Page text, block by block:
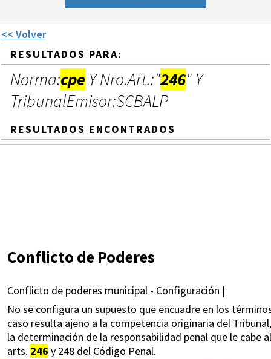
<< Volver
RESULTADOS PARA:
Norma:cpe Y Nro.Art.:"246" Y
TribunalEmisor:SCBALP
RESULTADOS ENCONTRADOS
Conflicto de Poderes
Conflicto de poderes municipal - Configuración |
No se configura un supuesto que encuadre en los
caso resulta ajeno a la competencia originaria del
la determinación de la responsabilidad penal que le
arts. 246 y 248 del Código Penal.